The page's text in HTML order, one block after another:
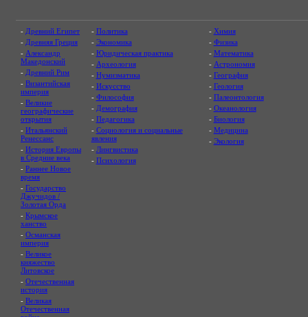
- Древний Египет
- Древняя Греция
- Александр
Македонский
- Древний Рим
- Византийская
империя
- Великие
географические
открытия
- Итальянский
Ренессанс
- История Европы
в Средние века
- Раннее Новое
время
- Государство
Джучидов /
Золотая Орда
- Крымское
ханство
- Османская
империя
- Великое
княжество
Литовское
- Отечественная
история
- Великая
Отечественная
- Политика
- Экономика
- Юридическая практика
- Археология
- Нумизматика
- Искусство
- Философия
- Демография
- Педагогика
- Социология и социальные
явления
- Лингвистика
- Психология
- Химия
- Физика
- Математика
- Астрономия
- География
- Геология
- Палеонтология
- Океанология
- Биология
- Медицина
- Экология